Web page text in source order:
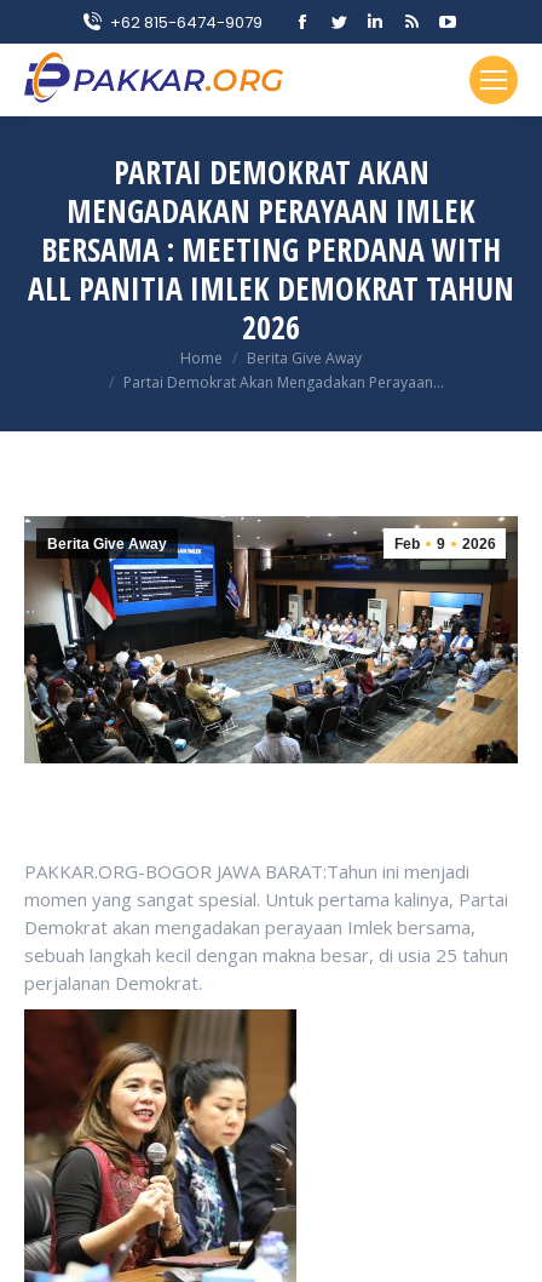
+62 815-6474-9079
Facebook
in
window
Twitter
in
window
Linkedin
in
window
Rss
opens
in
window
YouTube
page
opens
in
PARTAI DEMOKRAT AKAN
MENGADAKAN PERAYAAN IMLEK
BERSAMA : MEETING PERDANA WITH
ALL PANITIA IMLEK DEMOKRAT TAHUN
2026
Home
Berita Give Away
Partai Demokrat Akan Mengadakan Perayaan…
Feb 9 2026
Berita Give Away
PAKKAR.ORG-BOGOR JAWA BARAT:Tahun ini menjadi
momen yang sangat spesial. Untuk pertama kalinya, Partai
Demokrat akan mengadakan perayaan Imlek bersama,
sebuah langkah kecil dengan makna besar, di usia 25 tahun
perjalanan Demokrat.